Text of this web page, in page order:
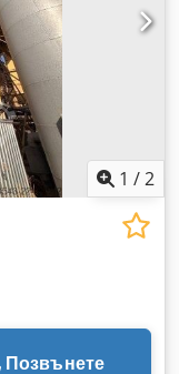
1 /2
Позвънете